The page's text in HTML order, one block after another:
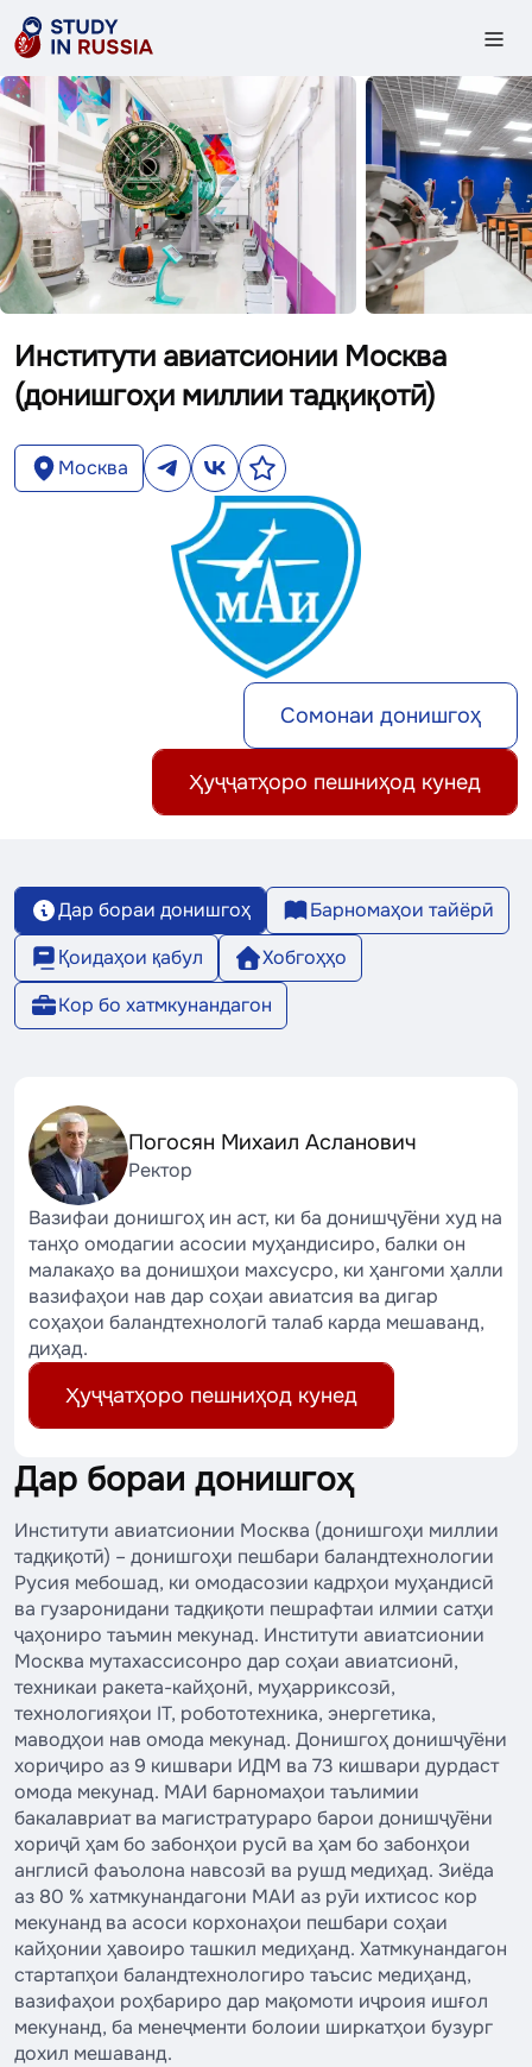
Институти авиатсионии Москва
(донишгоҳи миллии тадқиқотӣ)
Москва
Сомонаи донишгоҳ
Ҳуҷҷатҳоро пешниҳод кунед
Дар бораи донишгоҳ
Барномаҳои тайёрӣ
Қоидаҳои қабул
Хобгоҳҳо
Кор бо хатмкунандагон
Погосян Михаил Асланович
Ректор
Вазифаи донишгоҳ ин аст, ки ба донишҷӯёни худ на
танҳо омодагии асосии муҳандисиро, балки он
малакаҳо ва донишҳои махсусро, ки ҳангоми ҳалли
вазифаҳои нав дар соҳаи авиатсия ва дигар
соҳаҳои баландтехнологӣ талаб карда мешаванд,
диҳад.
Ҳуҷҷатҳоро пешниҳод кунед
Дар бораи донишгоҳ
Институти авиатсионии Москва (донишгоҳи миллии
тадқиқотӣ) – донишгоҳи пешбари баландтехнологии
Русия мебошад, ки омодасозии кадрҳои муҳандисӣ
ва гузаронидани тадқиқоти пешрафтаи илмии сатҳи
ҷаҳониро таъмин мекунад. Институти авиатсионии
Москва мутахассисонро дар соҳаи авиатсионӣ,
техникаи ракета-кайҳонӣ, муҳарриксозӣ,
технологияҳои IT, робототехника, энергетика,
маводҳои нав омода мекунад. Донишгоҳ донишҷӯёни
хориҷиро аз 9 кишвари ИДМ ва 73 кишвари дурдаст
омода мекунад. МАИ барномаҳои таълимии
бакалавриат ва магистратураро барои донишҷӯёни
хориҷӣ ҳам бо забонҳои русӣ ва ҳам бо забонҳои
англисӣ фаъолона навсозӣ ва рушд медиҳад. Зиёда
аз 80 % хатмкунандагони МАИ аз рӯи ихтисос кор
мекунанд ва асоси корхонаҳои пешбари соҳаи
кайҳонии ҳавоиро ташкил медиҳанд. Хатмкунандагон
стартапҳои баландтехнологиро таъсис медиҳанд,
вазифаҳои роҳбариро дар мақомоти иҷроия ишғол
мекунанд, ба менеҷменти болоии ширкатҳои бузург
дохил мешаванд.